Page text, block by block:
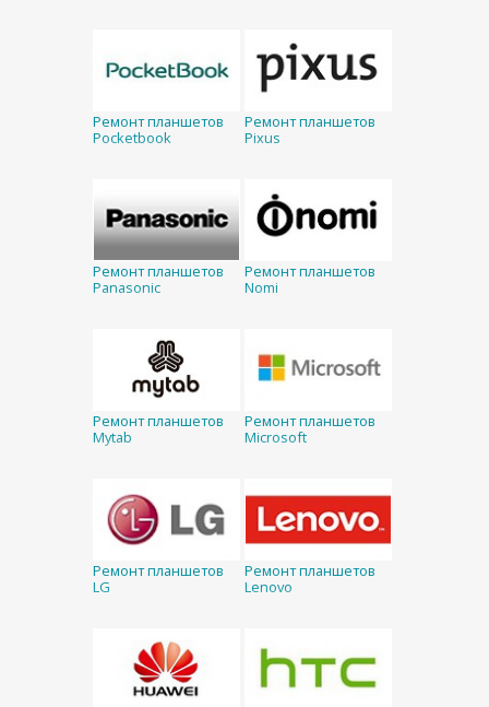
Ремонт планшетов
Pocketbook
Ремонт планшетов
Pixus
Ремонт планшетов
Panasonic
Ремонт планшетов
Nomi
Ремонт планшетов
Mytab
Ремонт планшетов
Microsoft
Ремонт планшетов
LG
Ремонт планшетов
Lenovo